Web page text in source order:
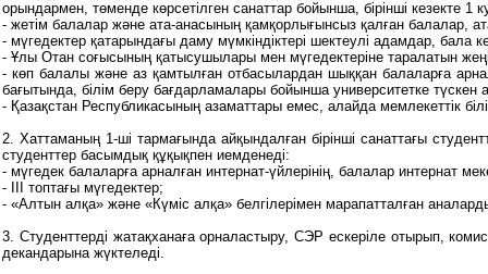
орындармен, төменде көрсетілген санаттар бойынша, бірінші кезекте 1
- жетім балалар және ата-анасының қамқорлығынсыз қалған балалар,
- мүгедектер қатарындағы даму мүмкіндіктері шектеулі адамдар, бала
- Ұлы Отан соғысының қатысушылары мен мүгедектеріне таралатын
- көп балалы және аз қамтылған отбасылардан шыққан балаларға
бағытында, білім беру бағдарламалары бойынша университетке
- Қазақстан Республикасының азаматтары емес, алайда мемлекеттік
2. Хаттаманың 1-ші тармағында айқындалған бірінші санаттағы
студенттер басымдық құқықпен иемденеді:
- мүгедек балаларға арналған интернат-үйлерінің, балалар интернат
- III топтағы мүгедектер;
- «Алтын алқа» және «Күміс алқа» белгілерімен марапатталған
3. Студенттерді жатақханаға орналастыру, СЭР ескеріле отырып,
декандарына жүктеледі.